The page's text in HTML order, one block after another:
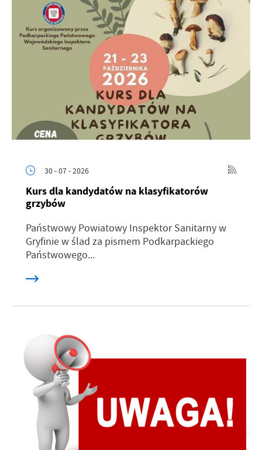
30 - 07 - 2026
Kurs dla kandydatów na klasyfikatorów
grzybów
Państwowy Powiatowy Inspektor Sanitarny w
Gryfinie w ślad za pismem Podkarpackiego
Państwowego...